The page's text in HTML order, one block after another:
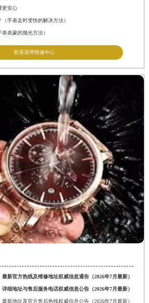
更安心
手表走时变快的解决方法）
表蒙的抛光方法）
联系浪琴维修中心
新官方热线及维修地址权威信息通告（2026年7月最新）
细地址与售后服务电话权威信息公告（2026年7月最新）
新地址及官方售后热线权威信息公告（2026年7月最新）